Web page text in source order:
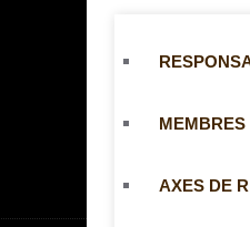
MEMBRES
AXES DE
Parakou --
Bénin